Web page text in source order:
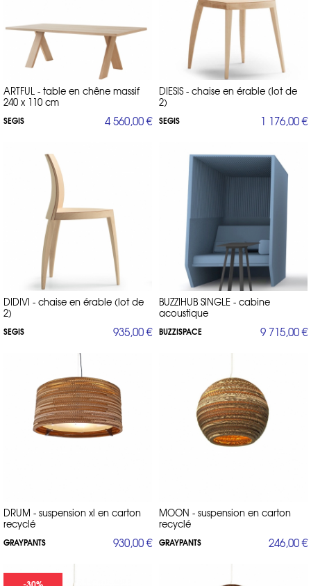
ARTFUL - table en chêne massif
240 x 110 cm
SEGIS 4 560,00 €
DIESIS - chaise en érable (lot de
2)
SEGIS 1 176,00 €
DIDIVI - chaise en érable (lot de
2)
SEGIS 935,00 €
BUZZIHUB SINGLE - cabine
acoustique
BUZZISPACE 9 715,00 €
DRUM - suspension xl en carton
recyclé
GRAYPANTS 930,00 €
MOON - suspension en carton
recyclé
GRAYPANTS 246,00 €
-30%